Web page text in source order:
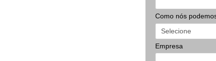
Como nós
Empresa